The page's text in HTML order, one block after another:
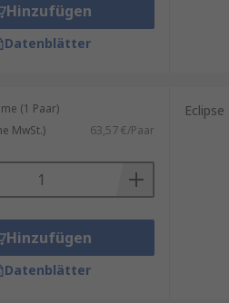
Hinzufügen
Datenblätter
(1 Paar)
MwSt.) 63,57 €/Paar
Hinzufügen
Datenblätter
Eclipse